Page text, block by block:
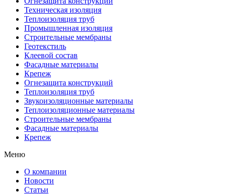
Техническая изоляция
Теплоизоляция труб
Промышленная изоляция
Строительные мембраны
Геотекстиль
Клеевой состав
Фасадные материалы
Крепеж
Огнезащита конструкций
Теплоизоляция труб
Звукоизоляционные материалы
Теплоизоляционные материалы
Строительные мембраны
Фасадные материалы
Крепеж
Меню
О компании
Новости
Статьи